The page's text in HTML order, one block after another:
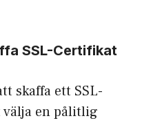
SSL-Certifikat
skaffa ett SSL-
en pålitlig